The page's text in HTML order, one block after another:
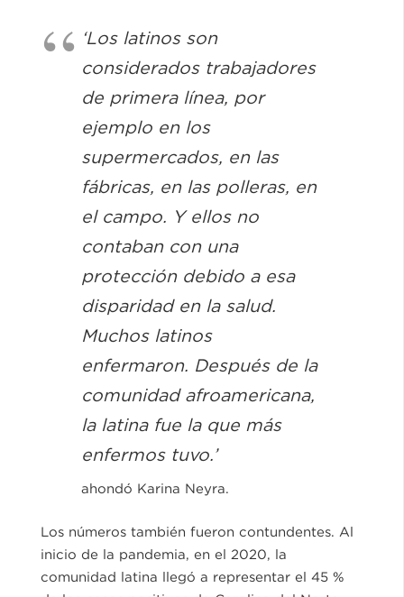
‘Los latinos son
considerados trabajadores
de primera línea, por
ejemplo en los
supermercados, en las
fábricas, en las polleras, en
el campo. Y ellos no
contaban con una
protección debido a esa
disparidad en la salud.
Muchos latinos
enfermaron. Después de la
comunidad afroamericana,
la latina fue la que más
enfermos tuvo.’
ahondó Karina Neyra.
Los números también fueron contundentes. Al
inicio de la pandemia, en el 2020, la
comunidad latina llegó a representar el 45 %